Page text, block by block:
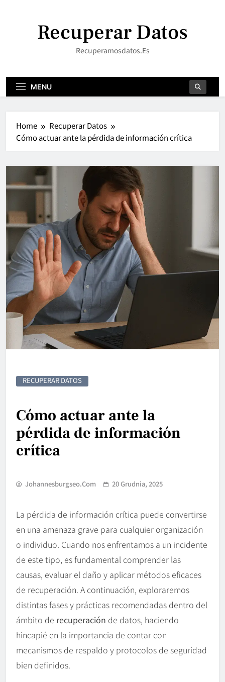
Recuperar Datos
Recuperamosdatos.es
MENU
Home
Recuperar Datos
Cómo actuar ante la pérdida de información crítica
RECUPERAR DATOS
Cómo actuar ante la
pérdida de información
crítica
Johannesburgseo.com 20 Grudnia, 2025
La pérdida de información crítica puede convertirse
en una amenaza grave para cualquier organización
o individuo. Cuando nos enfrentamos a un incidente
de este tipo, es fundamental comprender las
causas, evaluar el daño y aplicar métodos eficaces
de recuperación. A continuación, exploraremos
distintas fases y prácticas recomendadas dentro del
ámbito de recuperación de datos, haciendo
hincapié en la importancia de contar con
mecanismos de respaldo y protocolos de seguridad
bien definidos.